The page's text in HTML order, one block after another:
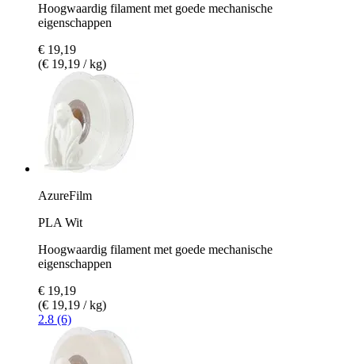
Hoogwaardig filament met goede mechanische
eigenschappen
€ 19,19
(€ 19,19 / kg)
AzureFilm
PLA Wit
Hoogwaardig filament met goede mechanische
eigenschappen
€ 19,19
(€ 19,19 / kg)
2.8 (6)